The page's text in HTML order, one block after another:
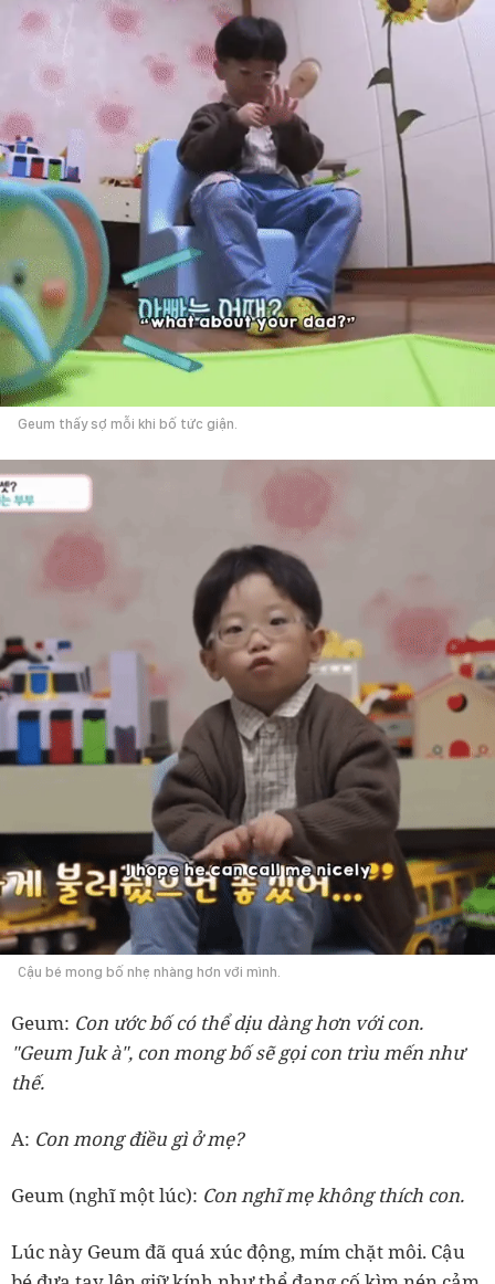
Geum thấy sợ mỗi khi bố tức giận.
Cậu bé mong bố nhẹ nhàng hơn với mình.
Geum: Con ước bố có thể dịu dàng hơn với con.
"Geum Juk à", con mong bố sẽ gọi con trìu mến như
thế.
A: Con mong điều gì ở mẹ?
Geum (nghĩ một lúc): Con nghĩ mẹ không thích con.
Lúc này Geum đã quá xúc động, mím chặt môi. Cậu